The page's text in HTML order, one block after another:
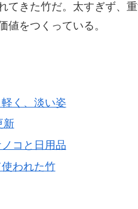
てきた竹だ。太すぎず、
値をつくっている。
く、淡い姿
新
コと日用品
われた竹